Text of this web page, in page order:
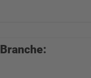
Branche: